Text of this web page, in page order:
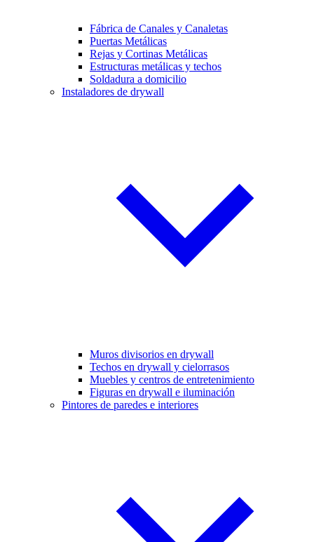
Fábrica de Canales y Canaletas
Puertas Metálicas
Rejas y Cortinas Metálicas
Estructuras metálicas y techos
Soldadura a domicilio
Instaladores de drywall
Muros divisorios en drywall
Techos en drywall y cielorrasos
Muebles y centros de entretenimiento
Figuras en drywall e iluminación
Pintores de paredes e interiores